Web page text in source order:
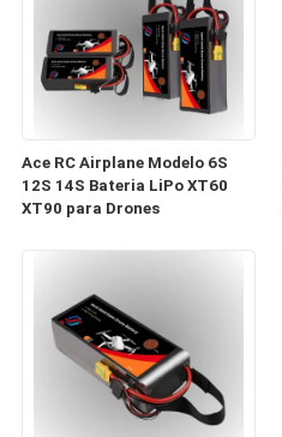
Ace RC Airplane Modelo 6S
12S 14S Bateria LiPo XT60
XT90 para Drones